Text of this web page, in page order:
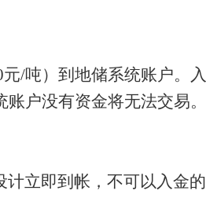
/吨）到地储系统账户。
户没有资金将无法交易。
立即到帐，不可以入金